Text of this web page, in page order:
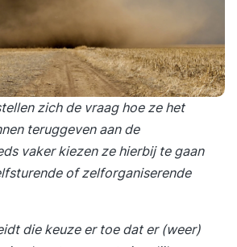
zich de vraag hoe ze het
teruggeven aan de
vaker kiezen ze hierbij te gaan
of zelforganiserende
die keuze er toe dat er (weer)